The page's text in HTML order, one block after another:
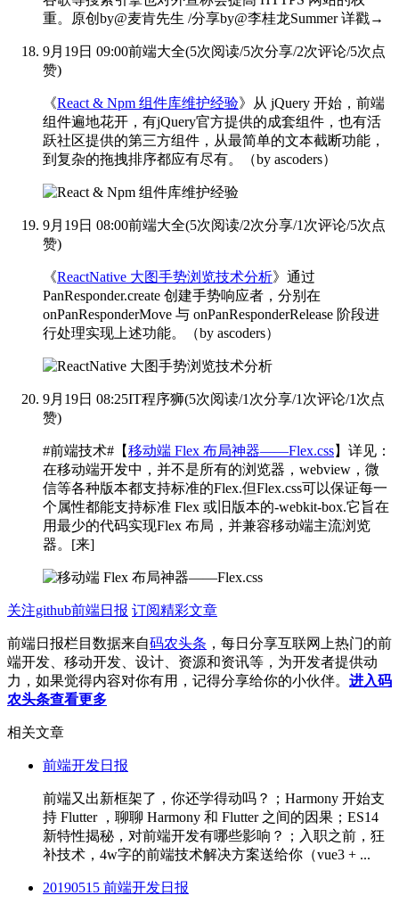
重。原创by@麦肯先生 /分享by@李桂龙Summer 详戳→
9月19日 09:00前端大全(5次阅读/5次分享/2次评论/5次点
赞)
《React & Npm 组件库维护经验》从 jQuery 开始，前端
组件遍地花开，有jQuery官方提供的成套组件，也有活
跃社区提供的第三方组件，从最简单的文本截断功能，
到复杂的拖拽排序都应有尽有。
（by ascoders）
9月19日 08:00前端大全(5次阅读/2次分享/1次评论/5次点
赞)
《ReactNative 大图手势浏览技术分析》通过
PanResponder.create 创建手势响应者，分别在
onPanResponderMove 与 onPanResponderRelease 阶段进
行处理实现上述功能。
（by ascoders）
9月19日 08:25IT程序狮(5次阅读/1次分享/1次评论/1次点
赞)
#前端技术#【移动端 Flex 布局神器——Flex.css】详见：
在移动端开发中，并不是所有的浏览器，webview，微
信等各种版本都支持标准的Flex.但Flex.css可以保证每一
个属性都能支持标准 Flex 或旧版本的-webkit-box.它旨在
用最少的代码实现Flex 布局，并兼容移动端主流浏览
器。[来]
关注github前端日报 订阅精彩文章
前端日报栏目数据来自码农头条 ，每日分享互联网上热门的前
端开发、移动开发、设计、资源和资讯等，为开发者提供动
力，如果觉得内容对你有用，记得分享给你的小伙伴。 进入码
农头条查看更多
相关文章
前端开发日报
前端又出新框架了，你还学得动吗？；Harmony 开始支
持 Flutter ，聊聊 Harmony 和 Flutter 之间的因果；ES14
新特性揭秘，对前端开发有哪些影响？；入职之前，狂
补技术，4w字的前端技术解决方案送给你（vue3 + ...
20190515 前端开发日报